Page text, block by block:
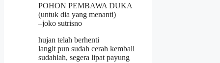
POHON PEMBAWA DUKA
(untuk dia yang menanti)
–joko sutrisno
hujan telah berhenti
langit pun sudah cerah kembali
sudahlah, segera lipat payung